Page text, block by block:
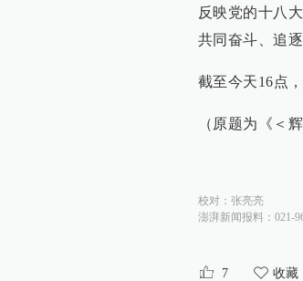
反映党的十八
共同奋斗、追
截至今天16点
（原题为《＜
校对： 张亮亮
澎湃新闻报料：021-
7 收藏